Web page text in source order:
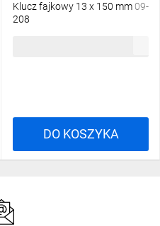
Klucz fajkowy 13 x 150 mm 09-
208
DO KOSZYKA